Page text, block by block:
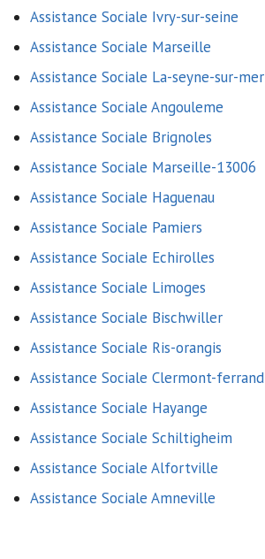
Assistance Sociale Ivry-sur-seine
Assistance Sociale Marseille
Assistance Sociale La-seyne-sur-mer
Assistance Sociale Angouleme
Assistance Sociale Brignoles
Assistance Sociale Marseille-13006
Assistance Sociale Haguenau
Assistance Sociale Pamiers
Assistance Sociale Echirolles
Assistance Sociale Limoges
Assistance Sociale Bischwiller
Assistance Sociale Ris-orangis
Assistance Sociale Clermont-ferrand
Assistance Sociale Hayange
Assistance Sociale Schiltigheim
Assistance Sociale Alfortville
Assistance Sociale Amneville